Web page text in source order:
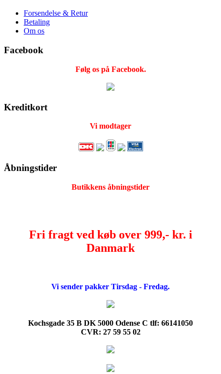
Forsendelse & Retur
Betaling
Om os
Facebook
Følg os på Facebook.
Kreditkort
Vi modtager
Åbningstider
Butikkens åbningstider
Fri fragt ved køb over 999,- kr. i
Danmark
Vi sender pakker Tirsdag - Fredag.
Kochsgade 35 B DK 5000 Odense C tlf: 66141050
CVR: 27 59 55 02